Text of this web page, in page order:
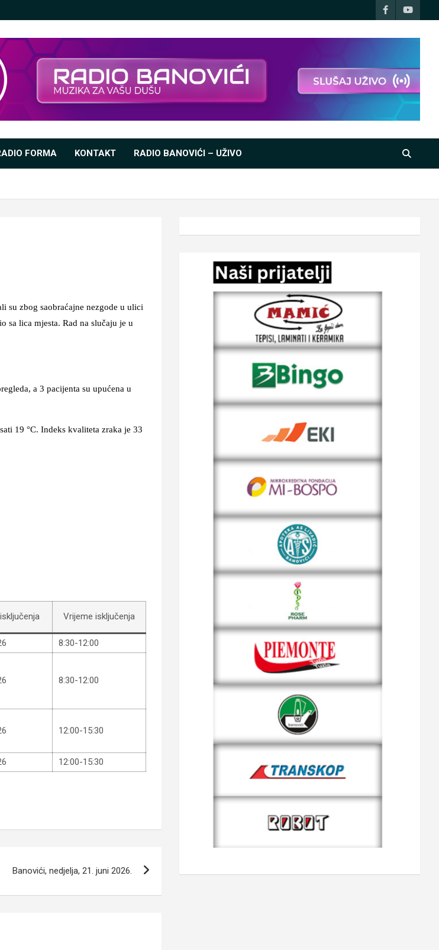
FORMA KONTAKT RADIO BANOVIĆI – UŽIVO
su zbog saobraćajne nezgode u ulici
sa lica mjesta. Rad na slučaju je u
a 3 pacijenta su upućena u
19 °C. Indeks kvaliteta zraka je 33
Vrijeme isključenja
8:30-12:00
8:30-12:00
12:00-15:30
12:00-15:30
Banovići, nedjelja, 21. juni 2026.